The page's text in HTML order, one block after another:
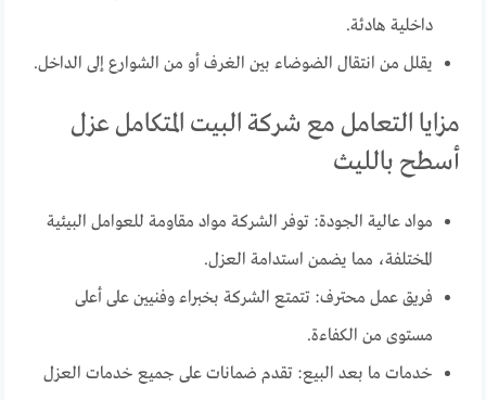
داخلية هادئة.
يقلل من انتقال الضوضاء بين الغرف أو من الشوارع إلى الداخل.
مزايا التعامل مع شركة البيت المتكامل عزل
أسطح بالليث
مواد عالية الجودة: توفر الشركة مواد مقاومة للعوامل البيئية
المختلفة، مما يضمن استدامة العزل.
فريق عمل محترف: تتمتع الشركة بخبراء وفنيين على أعلى
مستوى من الكفاءة.
خدمات ما بعد البيع: تقدم ضمانات على جميع خدمات العزل